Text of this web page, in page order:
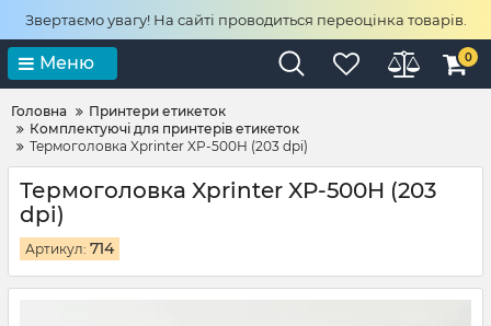
Звертаємо увагу! На сайті проводиться переоцінка товарів.
Меню 0
Головна
Принтери етикеток
Комплектуючі для принтерів етикеток
Термоголовка Xprinter XP-500H (203 dpi)
Термоголовка Xprinter XP-500H (203
dpi)
Артикул: 714